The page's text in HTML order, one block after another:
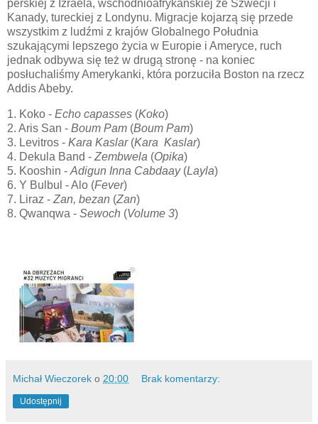
perskiej z Izraela, wschodnioafrykańskiej ze Szwecji i
Kanady, tureckiej z Londynu. Migracje kojarzą się przede
wszystkim z ludźmi z krajów Globalnego Południa
szukającymi lepszego życia w Europie i Ameryce, ruch
jednak odbywa się też w drugą stronę - na koniec
posłuchaliśmy Amerykanki, która porzuciła Boston na rzecz
Addis Abeby.
1. Koko - Echo capasses (Koko)
2. Aris San - Boum Pam (Boum Pam)
3. Levitros - Kara Kaslar(Kara Kaslar)
4. Dekula Band - Zembwela (Opika)
5. Kooshin - Adigun Inna Cabdaay (Layla)
6. Y Bulbul - Alo (Fever)
7. Liraz - Zan, bezan (Zan)
8. Qwanqwa - Sewoch (Volume 3)
Michał Wieczorek o 20:00 Brak komentarzy:
Udostępnij